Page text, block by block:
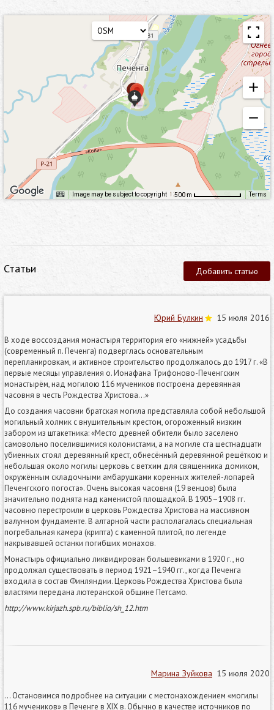
Image may be subject to copyright 500 m Terms
Добавить статью
Статьи
Юрий Булкин 15 июля 2016
В ходе воссоздания монастыря территория его «нижней» усадьбы
(современный п. Печенга) подверглась основательным
перепланировкам, и активное строительство продолжалось до 1917 г. «В
первые месяцы управления о. Ионафана Трифоново-Печенгским
монастырём, над могилою 116 мучеников построена деревянная
часовня в честь Рождества Христова…»
До создания часовни братская могила представляла собой небольшой
могильный холмик с внушительным крестом, огороженный низким
забором из штакетника: «Место древней обители было заселено
самовольно поселившимися колонистами, а на могиле ста шестнадцати
убиенных стоял деревянный крест, обнесённый деревянной решёткою и
небольшая около могилы церковь с ветхим для священника домиком,
окружённым складочными амбарушками коренных жителей-лопарей
Печенгского погоста». Очень высокая часовня (19 венцов) была
значительно поднята над каменистой площадкой. В 1905–1908 гг.
часовню перестроили в церковь Рождества Христова на массивном
валунном фундаменте. В алтарной части располагалась специальная
погребальная камера (крипта) с каменной плитой, по легенде
накрывавшей останки погибших монахов.
Монастырь официально ликвидирован большевиками в 1920 г., но
продолжал существовать в период 1921–1940 гг., когда Печенга
входила в состав Финляндии. Церковь Рождества Христова была
властями передана лютеранской общине Петсамо.
http://www.kirjazh.spb.ru/biblio/sh_12.htm
Марина Зуйкова 15 июля 2020
... Остановимся подробнее на ситуации с местонахождением «могилы
116 мучеников» в Печенге в ХIX в. Обычно в качестве источников по